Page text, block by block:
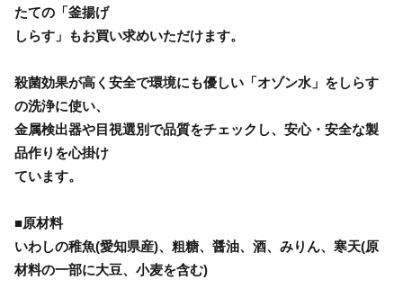
たての「釜揚げ
しらす」もお買い求めいただけます。
殺菌効果が高く安全で環境にも優しい「オゾン水」をしらす
の洗浄に使い、
金属検出器や目視選別で品質をチェックし、安心・安全な製
品作りを心掛け
ています。
■原材料
いわしの稚魚(愛知県産)、粗糖、醤油、酒、みりん、寒天(原
材料の一部に大豆、小麦を含む)